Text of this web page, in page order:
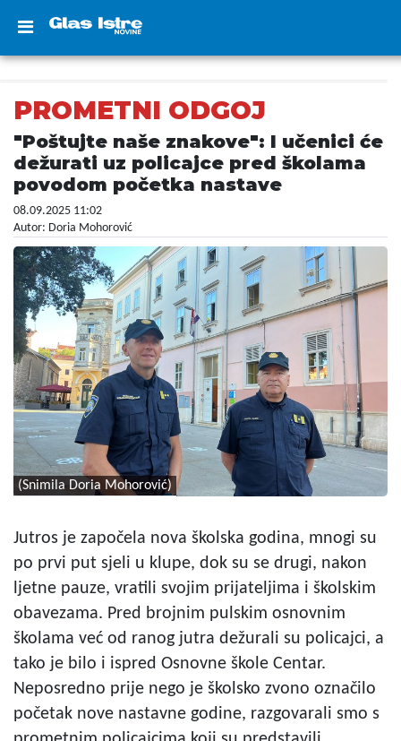
PROMETNI ODGOJ
"Poštujte naše znakove": I učenici će
dežurati uz policajce pred školama
povodom početka nastave
08.09.2025 11:02
Autor: Doria Mohorović
(Snimila Doria Mohorović)
Jutros je započela nova školska godina, mnogi su
po prvi put sjeli u klupe, dok su se drugi, nakon
ljetne pauze, vratili svojim prijateljima i školskim
obavezama. Pred brojnim pulskim osnovnim
školama već od ranog jutra dežurali su policajci, a
tako je bilo i ispred Osnovne škole Centar.
Neposredno prije nego je školsko zvono označilo
početak nove nastavne godine, razgovarali smo s